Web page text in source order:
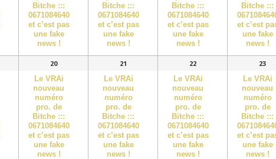
Bitche :::
0671084640
et c’est pas
une fake
news !
Bitche :::
0671084640
et c’est pas
une fake
news !
Bitche :::
0671084640
et c’est pas
une fake
news !
Bitche :::
et c’est
une fake
news !
20
Le VRAi
nouveau
numéro
pro. de
Bitche :::
0671084640
et c’est pas
une fake
news !
21
Le VRAi
nouveau
numéro
pro. de
Bitche :::
0671084640
et c’est pas
une fake
news !
22
Le VRAi
nouveau
numéro
pro. de
Bitche :::
0671084640
et c’est pas
une fake
news !
23
Le VRAi
nouveau
numéro
pro. de
Bitche :::
et c’est
une fake
news !